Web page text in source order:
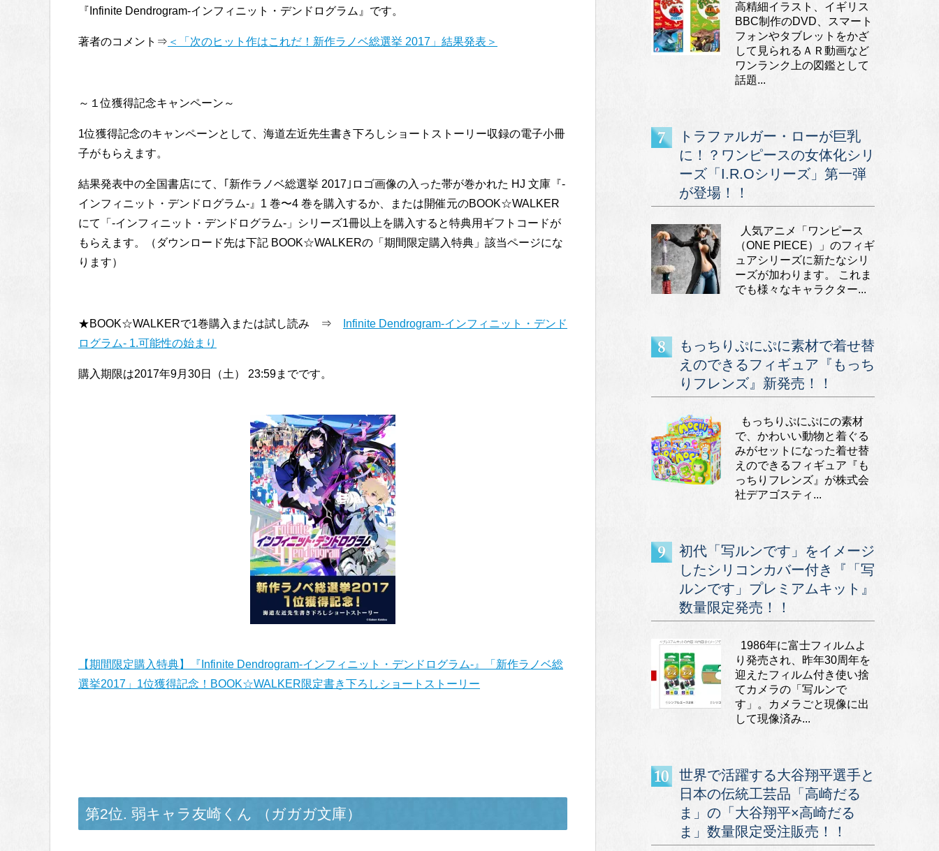
『Infinite Dendrogram-インフィニット・デンドログラム』です。
著者のコメント⇒ ＜「次のヒット作はこれだ！新作ラノベ総選挙 2017」結果発表＞
～１位獲得記念キャンペーン～
1位獲得記念のキャンペーンとして、海道左近先生書き下ろしショートストーリー収録の電子小冊
子がもらえます。
結果発表中の全国書店にて、｢新作ラノベ総選挙 2017｣ロゴ画像の入った帯が巻かれた HJ 文庫『-
インフィニット・デンドログラム-』1 巻〜4 巻を購入するか、または開催元のBOOK☆WALKER
にて「-インフィニット・デンドログラム-」シリーズ1冊以上を購入すると特典用ギフトコードが
もらえます。（ダウンロード先は下記 BOOK☆WALKERの「期間限定購入特典」該当ページにな
ります）
★BOOK☆WALKERで1巻購入または試し読み ⇒
Infinite Dendrogram-インフィニット・デンド
ログラム- 1.可能性の始まり
購入期限は2017年9月30日（土） 23:59までです。
【期間限定購入特典】『Infinite Dendrogram-インフィニット・デンドログラム-』「新作ラノベ総
選挙2017」1位獲得記念！BOOK☆WALKER限定書き下ろしショートストーリー
第2位. 弱キャラ友崎くん （ガガガ文庫）
高精細イラスト、イギリス
BBC制作のDVD、スマート
フォンやタブレットをかざ
して見られるＡＲ動画など
ワンランク上の図鑑として
話題...
トラファルガー・ローが巨乳
に！？ワンピースの女体化シリ
ーズ「I.R.Oシリーズ」第一弾
が登場！！
人気アニメ「ワンピース
（ONE PIECE）」のフィギ
ュアシリーズに新たなシリ
ーズが加わります。 これま
でも様々なキャラクター...
もっちりぷにぷに素材で着せ替
えのできるフィギュア『もっち
りフレンズ』新発売！！
もっちりぷにぷにの素材
で、かわいい動物と着ぐる
みがセットになった着せ替
えのできるフィギュア『も
っちりフレンズ』が株式会
社デアゴスティ...
初代「写ルンです」をイメージ
したシリコンカバー付き『「写
ルンです」プレミアムキット』
数量限定発売！！
1986年に富士フィルムよ
り発売され、昨年30周年を
迎えたフィルム付き使い捨
てカメラの「写ルンで
す」。カメラごと現像に出
して現像済み...
世界で活躍する大谷翔平選手と
日本の伝統工芸品「高崎だる
ま」の「大谷翔平×高崎だる
ま」数量限定受注販売！！